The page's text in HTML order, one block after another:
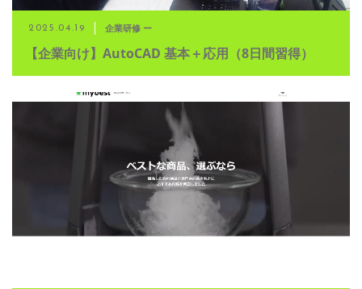
2025.04.19 企業研修 ー
【企業向け】AutoCAD 基本＋応用（8日間習得）